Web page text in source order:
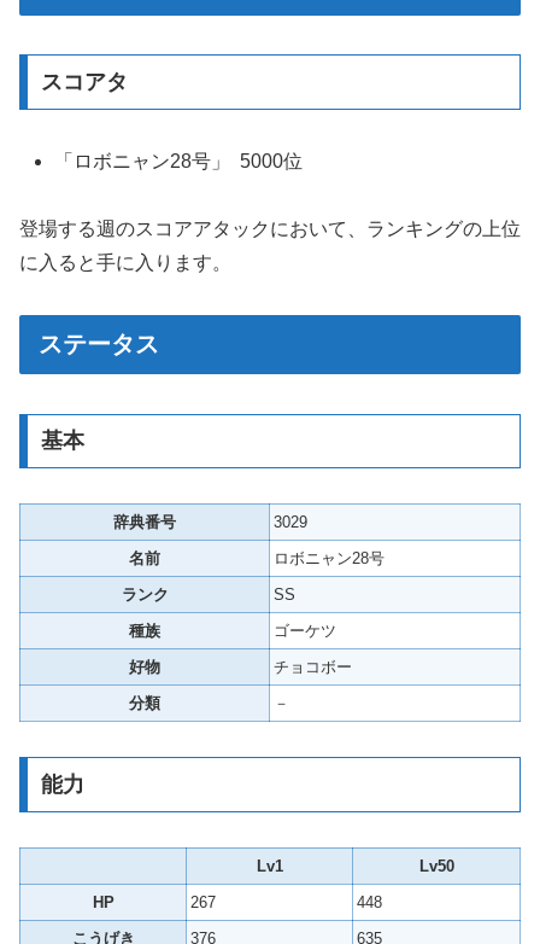
スコアタ
「ロボニャン28号」 5000位
登場する週のスコアアタックにおいて、ランキングの上位
に入ると手に入ります。
ステータス
基本
辞典番号
3029
名前
ロボニャン28号
ランク
SS
種族
ゴーケツ
好物
チョコボー
分類
－
能力
Lv1
Lv50
HP
267
448
こうげき
376 635